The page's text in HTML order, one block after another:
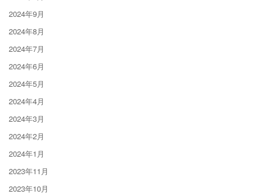
2024年9月
2024年8月
2024年7月
2024年6月
2024年5月
2024年4月
2024年3月
2024年2月
2024年1月
2023年11月
2023年10月